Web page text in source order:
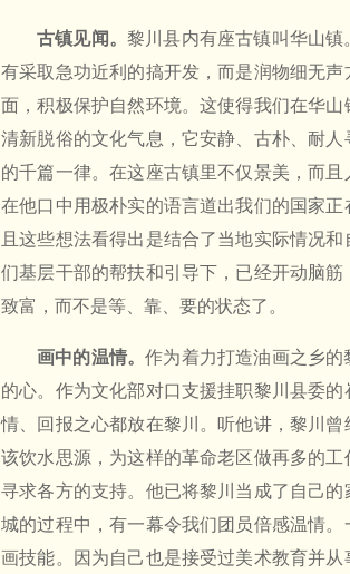
古镇见闻。 黎川县内有座古镇叫华山
有采取急功近利的搞开发，而是润物细无
面，积极保护自然环境。这使得我们在华
清新脱俗的文化气息，它安静、古朴、耐
的千篇一律。在这座古镇里不仅景美，而
在他口中用极朴实的语言道出我们的国家
且这些想法看得出是结合了当地实际情况
们基层干部的帮扶和引导下，已经开动脑
致富，而不是等、靠、要的状态了。
画中的温情。作为着力打造油画之乡
的心。作为文化部对口支援挂职黎川县委
情、回报之心都放在黎川。听他讲，黎川
该饮水思源，为这样的革命老区做再多的
寻求各方的支持。他已将黎川当成了自己
城的过程中，有一幕令我们团员倍感温情
画技能。因为自己也是接受过美术教育并